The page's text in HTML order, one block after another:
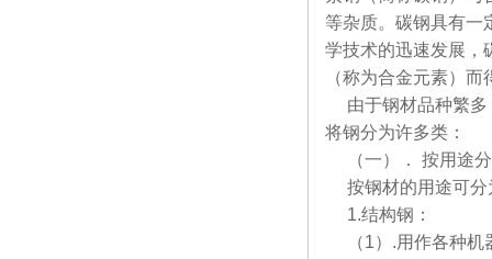
等杂质。碳钢具有一
学技术的迅速发展，
（称为合金元素）
由于钢材品种繁多
将钢分为许多类：
（一）． 按用途
按钢材的用途可分
1.结构钢：
（1）.用作各种机